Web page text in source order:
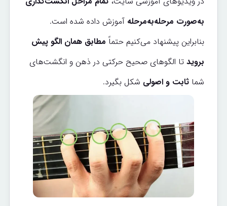
به‌صورت مرحله‌به‌مرحله آموزش داده شده است.
بنابراین پیشنهاد می‌کنیم حتماً مطابق همان الگو پیش
بروید تا الگوهای صحیح حرکتی در ذهن و انگشت‌های
شماثابت و اصولی شکل بگیرد.